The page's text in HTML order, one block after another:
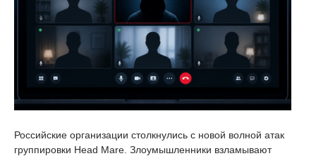
Российские организации столкнулись с новой волной атак
группировки Head Mare. Злоумышленники взламывают